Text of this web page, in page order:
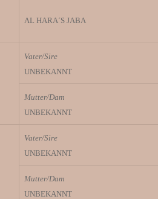
AL HARA´S JABA
Vater/Sire
UNBEKANNT
Mutter/Dam
UNBEKANNT
Vater/Sire
UNBEKANNT
Mutter/Dam
UNBEKANNT